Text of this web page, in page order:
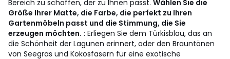
Bereich zu schaffen, der zu Ihnen passt. Wählen Sie die
Größe Ihrer Matte, die Farbe, die perfekt zu Ihren
Gartenmöbeln passt und die Stimmung, die Sie
erzeugen möchten. : Erliegen Sie dem Türkisblau, das an
die Schönheit der Lagunen erinnert, oder den Brauntönen
von Seegras und Kokosfasern für eine exotische